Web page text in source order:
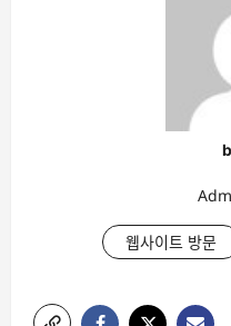
웹사이트 방문